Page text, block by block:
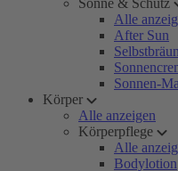
Sonne & Schutz
Alle
After Sun
Sonnen-
Körper
Alle anzeigen
Körperpflege
Alle
Bodylotion